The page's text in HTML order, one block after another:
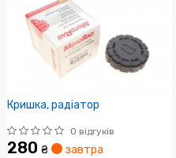
Кришка, радіатор
0 відгуків
280 ₴ завтра